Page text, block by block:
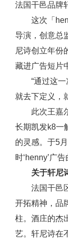
法国干邑品牌
这次「
导演，创意总
尼诗创立年份
藏进广告短片
“通过这
就去下定义，
此次王嘉
长期凯发k8一
的灵感。于5
时‘henny’广
关于轩尼
法国干邑
开拓精神，品
柱。酒庄的杰
艺。轩尼诗在